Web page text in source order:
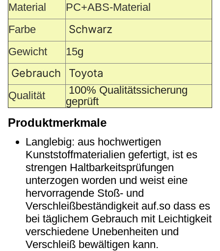
Material
PC+ABS-Material
Farbe
Schwarz
Gewicht 15g
Gebrauch Toyota
Qualität
100% Qualitätssicherung
geprüft
Produktmerkmale
Langlebig: aus hochwertigen
Kunststoffmaterialien gefertigt, ist es
strengen Haltbarkeitsprüfungen
unterzogen worden und weist eine
hervorragende Stoß- und
Verschleißbeständigkeit auf.so dass es
bei täglichem Gebrauch mit Leichtigkeit
verschiedene Unebenheiten und
Verschleiß bewältigen kann.